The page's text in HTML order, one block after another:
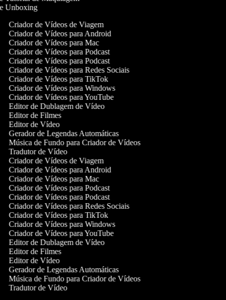
Unboxing
Criador de Vídeos de Viagem
Criador de Vídeos para Android
Criador de Vídeos para Mac
Criador de Vídeos para Podcast
Criador de Vídeos para Podcast
Criador de Vídeos para Redes Sociais
Criador de Vídeos para TikTok
Criador de Vídeos para Windows
Criador de Vídeos para YouTube
Editor de Dublagem de Vídeo
Editor de Filmes
Editor de Vídeo
Gerador de Legendas Automáticas
Música de Fundo para Criador de Vídeos
Tradutor de Vídeo
Criador de Vídeos de Viagem
Criador de Vídeos para Android
Criador de Vídeos para Mac
Criador de Vídeos para Podcast
Criador de Vídeos para Podcast
Criador de Vídeos para Redes Sociais
Criador de Vídeos para TikTok
Criador de Vídeos para Windows
Criador de Vídeos para YouTube
Editor de Dublagem de Vídeo
Editor de Filmes
Editor de Vídeo
Gerador de Legendas Automáticas
Música de Fundo para Criador de Vídeos
Tradutor de Vídeo